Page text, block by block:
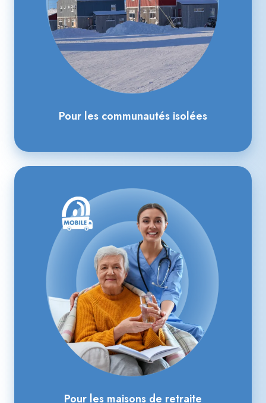
Pour les communautés isolées
Pour les maisons de retraite
les
maisons
de
retraite